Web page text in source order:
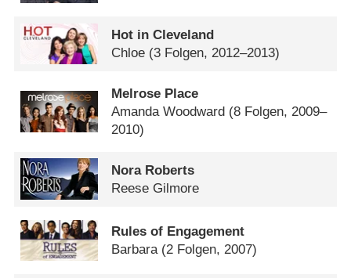
Hot in Cleveland
Chloe (3 Folgen, 2012–2013)
Melrose Place
Amanda Woodward (8 Folgen, 2009–
2010)
Nora Roberts
Reese Gilmore
Rules of Engagement
Barbara (2 Folgen, 2007)